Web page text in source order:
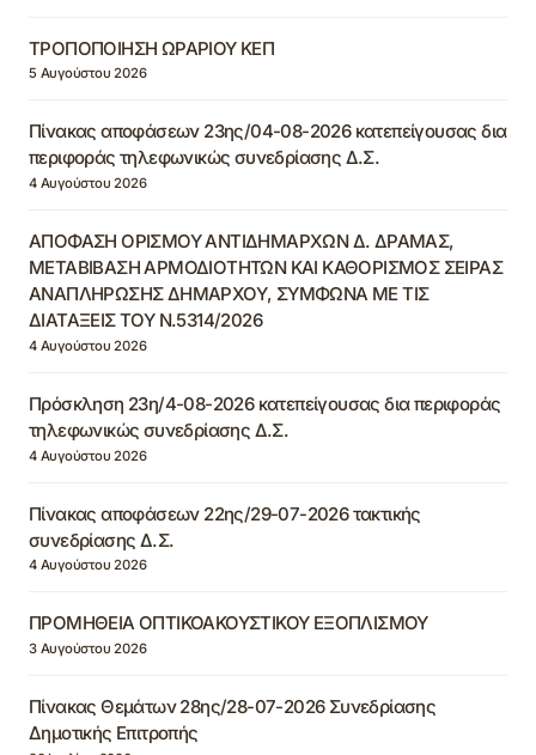
ΤΡΟΠΟΠΟΙΗΣΗ ΩΡΑΡΙΟΥ ΚΕΠ
5 Αυγούστου 2026
Πίνακας αποφάσεων 23ης/04-08-2026 κατεπείγουσας δια
περιφοράς τηλεφωνικώς συνεδρίασης Δ.Σ.
4 Αυγούστου 2026
ΑΠΟΦΑΣΗ ΟΡΙΣΜΟΥ ΑΝΤΙΔΗΜΑΡΧΩΝ Δ. ΔΡΑΜΑΣ,
ΜΕΤΑΒΙΒΑΣΗ ΑΡΜΟΔΙΟΤΗΤΩΝ ΚΑΙ ΚΑΘΟΡΙΣΜΟΣ ΣΕΙΡΑΣ
ΑΝΑΠΛΗΡΩΣΗΣ ΔΗΜΑΡΧΟΥ, ΣΥΜΦΩΝΑ ΜΕ ΤΙΣ
ΔΙΑΤΑΞΕΙΣ ΤΟΥ Ν.5314/2026
4 Αυγούστου 2026
Πρόσκληση 23η/4-08-2026 κατεπείγουσας δια περιφοράς
τηλεφωνικώς συνεδρίασης Δ.Σ.
4 Αυγούστου 2026
Πίνακας αποφάσεων 22ης/29-07-2026 τακτικής
συνεδρίασης Δ.Σ.
4 Αυγούστου 2026
ΠΡΟΜΗΘΕΙΑ ΟΠΤΙΚΟΑΚΟΥΣΤΙΚΟΥ ΕΞΟΠΛΙΣΜΟΥ
3 Αυγούστου 2026
Πίνακας Θεμάτων 28ης/28-07-2026 Συνεδρίασης
Δημοτικής Επιτροπής